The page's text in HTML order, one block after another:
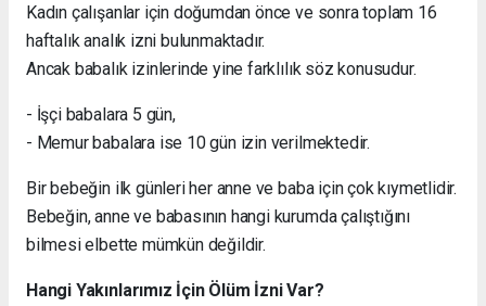
Kadın çalışanlar için doğumdan önce ve sonra toplam 16
haftalık analık izni bulunmaktadır.
Ancak babalık izinlerinde yine farklılık söz konusudur.
- İşçi babalara 5 gün,
- Memur babalara ise 10 gün izin verilmektedir.
Bir bebeğin ilk günleri her anne ve baba için çok kıymetlidir.
Bebeğin, anne ve babasının hangi kurumda çalıştığını
bilmesi elbette mümkün değildir.
Hangi Yakınlarımız İçin Ölüm İzni Var?